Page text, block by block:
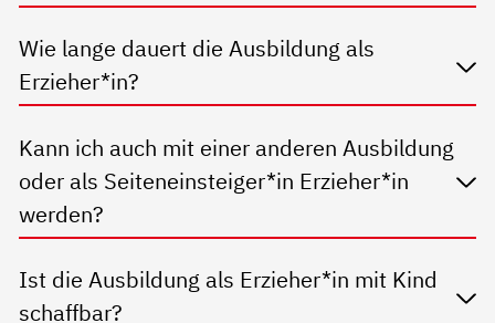
Wie lange dauert die Ausbildung als
Erzieher*in?
Kann ich auch mit einer anderen Ausbildung
oder als Seiteneinsteiger*in Erzieher*in
werden?
Ist die Ausbildung als Erzieher*in mit Kind
schaffbar?